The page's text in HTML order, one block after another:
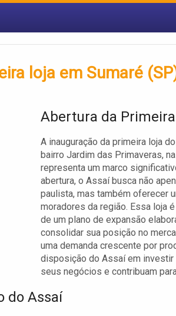
loja em Sumaré
Abertura da
A inauguração da primeira loja
bairro Jardim das Primaveras,
representa um marco
abertura, o Assaí busca não
paulista, mas também oferecer
moradores da região. Essa loja
de um plano de expansão
consolidar sua posição no
uma demanda crescente por
disposição do Assaí em
seus negócios e contribuam
do Assaí